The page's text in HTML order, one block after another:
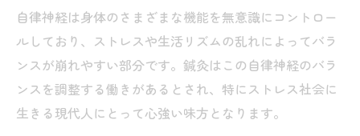
自律神経は身体のさまざまな機能を無意識にコントロー
ルしており、ストレスや生活リズムの乱れによってバラ
ンスが崩れやすい部分です。鍼灸はこの自律神経のバラ
ンスを調整する働きがあるとされ、特にストレス社会に
生きる現代人にとって心強い味方となります。